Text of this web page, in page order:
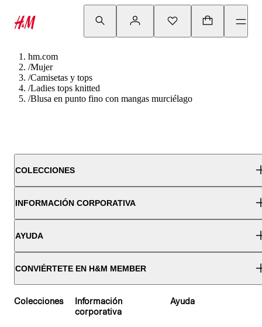
hm.com
/Mujer
/Camisetas y tops
/Ladies tops knitted
/Blusa en punto fino con mangas murciélago
COLECCIONES
INFORMACIÓN CORPORATIVA
AYUDA
CONVIÉRTETE EN H&M MEMBER
Colecciones
Información
corporativa
Ayuda